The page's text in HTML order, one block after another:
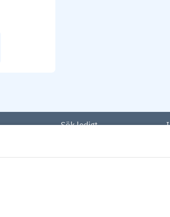
Sök ledigt